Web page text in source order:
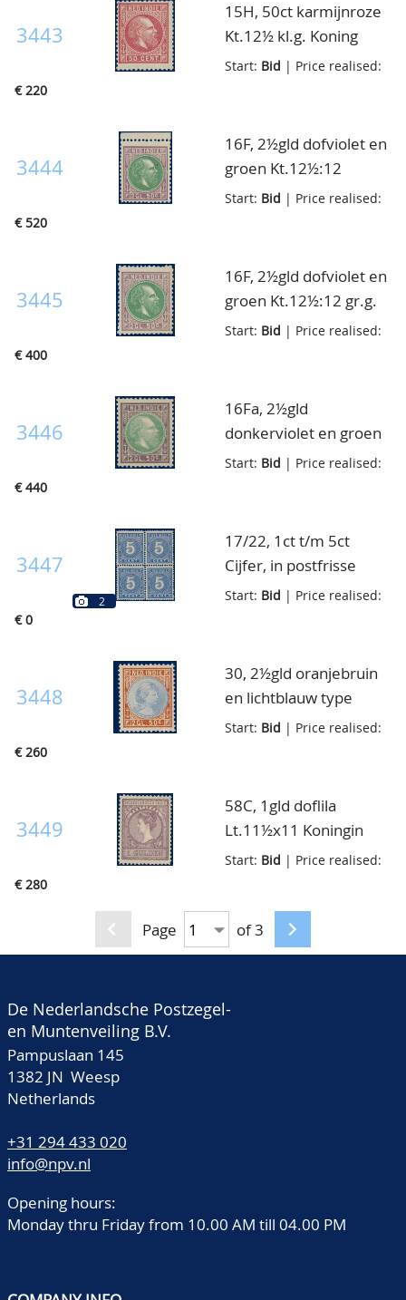
3443
15H, 50ct karmijnroze
Kt.12½ kl.g. Koning
Willem III, postfris met
NKD
Start: Bid | Price realised:
€ 220
3444
16F, 2½gld dofviolet en
groen Kt.12½:12
gr.g.Koning Willem III,
ex. met
bovenvelrandje, cert.
Muis en NKD
Start: Bid | Price realised:
€ 520
3445
16F, 2½gld dofviolet en
groen Kt.12½:12 gr.g.
Koning Willem III,
ex., cert. NKD
Start: Bid | Price realised:
€ 400
3446
16Fa, 2½gld
donkerviolet en groen
Kt.12½:12 gr.g. Koning
gom, goed
gecentreerd, luxe ex.,
cert. Vleeming en NKD
Start: Bid | Price realised:
€ 440
3447
2
17/22, 1ct t/m 5ct
Cijfer, in postfrisse
blokken van vier,
Muis en NKD
Start: Bid | Price realised:
€ 0
3448
30, 2½gld oranjebruin
en lichtblauw type
Hangend haar, postfris,
Start: Bid | Price realised:
€ 260
3449
58C, 1gld doflila
Lt.11½x11 Koningin
Wilhelmina, postfris,
Start: Bid | Price realised:
€ 280
Page of 3
De Nederlandsche Postzegel-
en Muntenveiling B.V.
Pampuslaan 145
1382 JN Weesp
Netherlands
+31 294 433 020
info@npv.nl
Opening hours:
Monday thru Friday from 10.00 AM till 04.00 PM